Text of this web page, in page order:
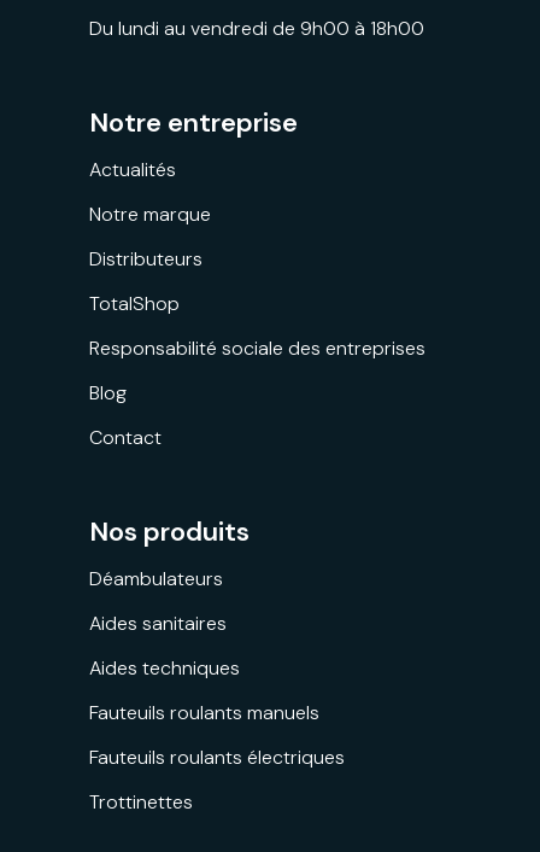
Du lundi au vendredi de 9h00 à 18h00
Notre entreprise
Actualités
Notre marque
Distributeurs
TotalShop
Responsabilité sociale des entreprises
Blog
Contact
Nos produits
Déambulateurs
Aides sanitaires
Aides techniques
Fauteuils roulants manuels
Fauteuils roulants électriques
Trottinettes